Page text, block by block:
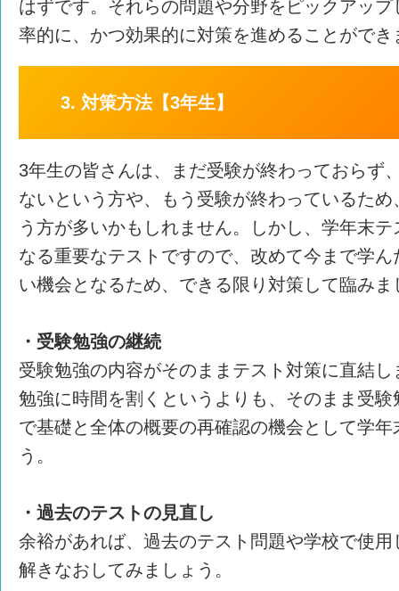
はずです。それらの問題や分野をピックアッ
率的に、かつ効果的に対策を進めることができ
3. 対策方法【3年生】
3年生の皆さんは、まだ受験が終わっておらず
ないという方や、もう受験が終わっているた
う方が多いかもしれません。しかし、学年末
なる重要なテストですので、改めて今まで学
い機会となるため、できる限り対策して臨みま
・受験勉強の継続
受験勉強の内容がそのままテスト対策に直結
勉強に時間を割くというよりも、そのまま受
で基礎と全体の概要の再確認の機会として学
う。
・過去のテストの見直し
余裕があれば、過去のテスト問題や学校で使
解きなおしてみましょう。